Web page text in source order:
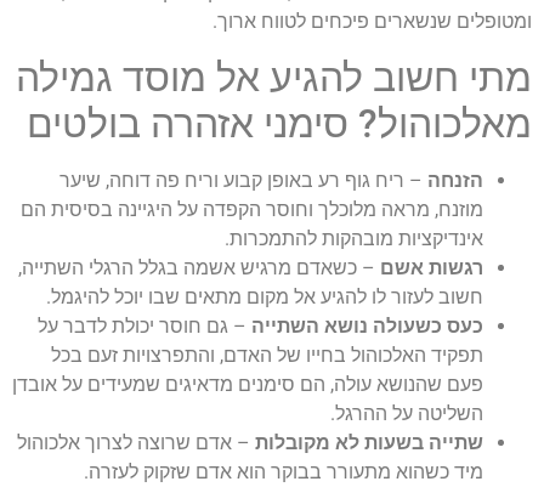
ומטופלים שנשארים פיכחים לטווח ארוך.
מתי חשוב להגיע אל מוסד גמילה
מאלכוהול? סימני אזהרה בולטים
הזנחה – ריח גוף רע באופן קבוע וריח פה דוחה, שיער
מוזנח, מראה מלוכלך וחוסר הקפדה על היגיינה בסיסית הם
אינדיקציות מובהקות להתמכרות.
רגשות אשם – כשאדם מרגיש אשמה בגלל הרגלי השתייה,
חשוב לעזור לו להגיע אל מקום מתאים שבו יוכל להיגמל.
כעס כשעולה נושא השתייה – גם חוסר יכולת לדבר על
תפקיד האלכוהול בחייו של האדם, והתפרצויות זעם בכל
פעם שהנושא עולה, הם סימנים מדאיגים שמעידים על אובדן
השליטה על ההרגל.
שתייה בשעות לא מקובלות – אדם שרוצה לצרוך אלכוהול
מיד כשהוא מתעורר בבוקר הוא אדם שזקוק לעזרה.